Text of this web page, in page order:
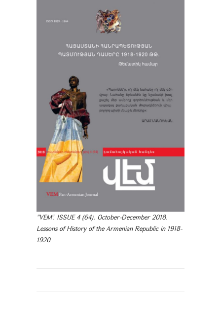
"VEM". ISSUE 4 (64). October-December 2018.
Lessons of History of the Armenian Republic in 1918-
1920